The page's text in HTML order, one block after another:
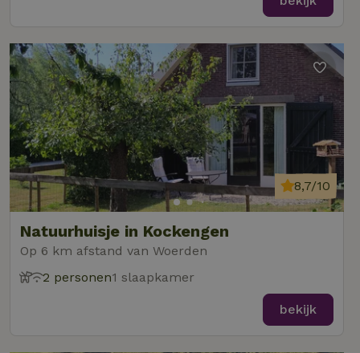
Natuurhuisje in Kockengen
Op 6 km afstand van Woerden
8,7/10
2 personen1 slaapkamer
bekijk